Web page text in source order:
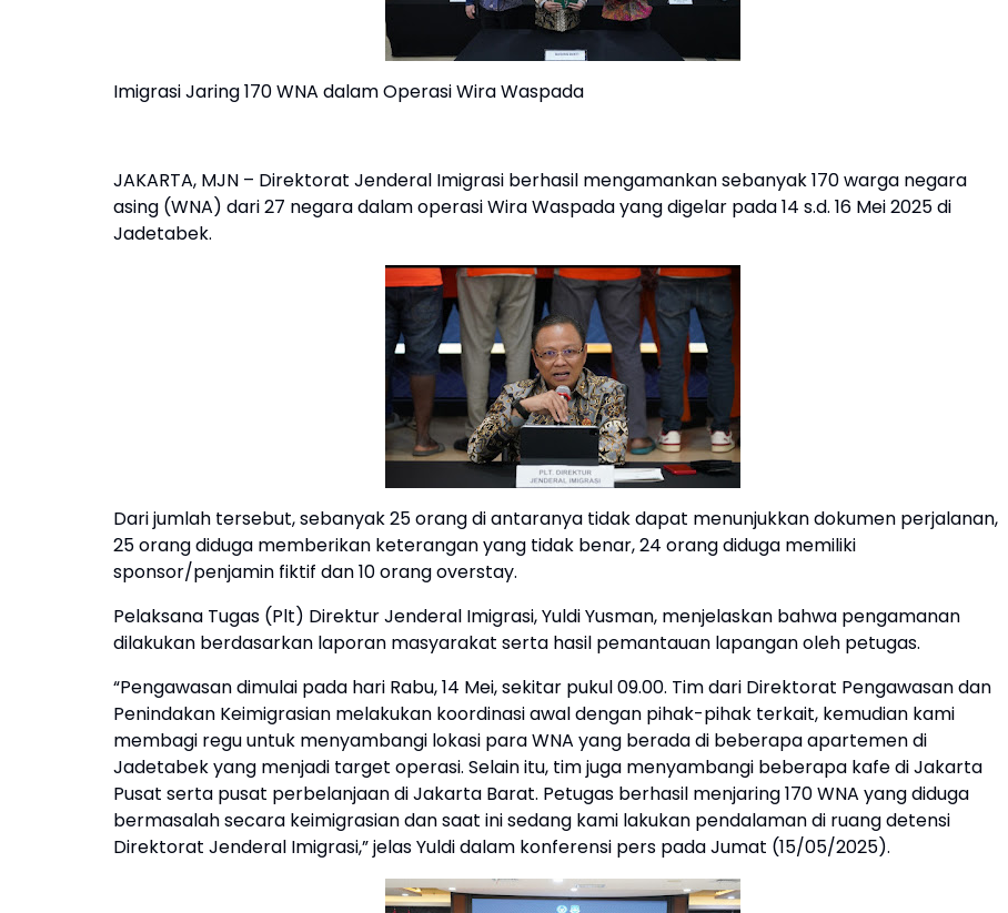
Imigrasi Jaring 170 WNA dalam Operasi Wira Waspada
JAKARTA, MJN – Direktorat Jenderal Imigrasi berhasil mengamankan sebanyak 170 warga negara
asing (WNA) dari 27 negara dalam operasi Wira Waspada yang digelar pada 14 s.d. 16 Mei 2025 di
Jadetabek.
Dari jumlah tersebut, sebanyak 25 orang di antaranya tidak dapat menunjukkan dokumen perjalanan,
25 orang diduga memberikan keterangan yang tidak benar, 24 orang diduga memiliki
sponsor/penjamin fiktif dan 10 orang overstay.
Pelaksana Tugas (Plt) Direktur Jenderal Imigrasi, Yuldi Yusman, menjelaskan bahwa pengamanan
dilakukan berdasarkan laporan masyarakat serta hasil pemantauan lapangan oleh petugas.
“Pengawasan dimulai pada hari Rabu, 14 Mei, sekitar pukul 09.00. Tim dari Direktorat Pengawasan dan
Penindakan Keimigrasian melakukan koordinasi awal dengan pihak-pihak terkait, kemudian kami
membagi regu untuk menyambangi lokasi para WNA yang berada di beberapa apartemen di
Jadetabek yang menjadi target operasi. Selain itu, tim juga menyambangi beberapa kafe di Jakarta
Pusat serta pusat perbelanjaan di Jakarta Barat. Petugas berhasil menjaring 170 WNA yang diduga
bermasalah secara keimigrasian dan saat ini sedang kami lakukan pendalaman di ruang detensi
Direktorat Jenderal Imigrasi,” jelas Yuldi dalam konferensi pers pada Jumat (15/05/2025).